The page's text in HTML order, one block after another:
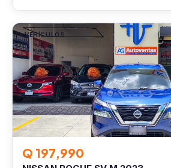
VEHÍCULOS
Q 197,990